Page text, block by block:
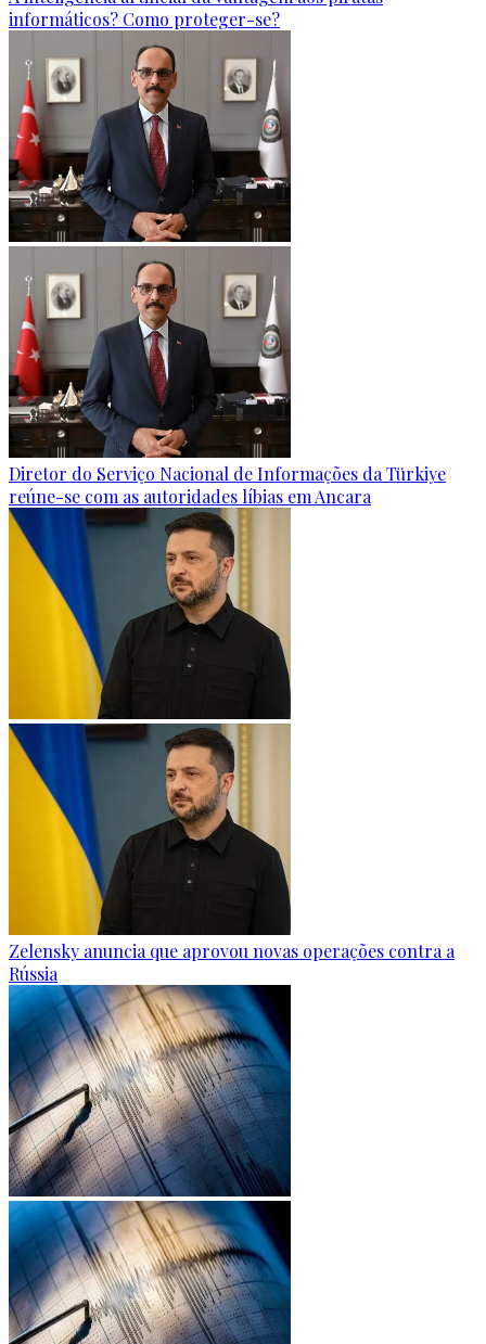
informáticos? Como proteger-se?
Diretor do Serviço Nacional de Informações da Türkiye
reúne-se com as autoridades líbias em Ancara
Zelensky anuncia que aprovou novas operações contra a
Rússia